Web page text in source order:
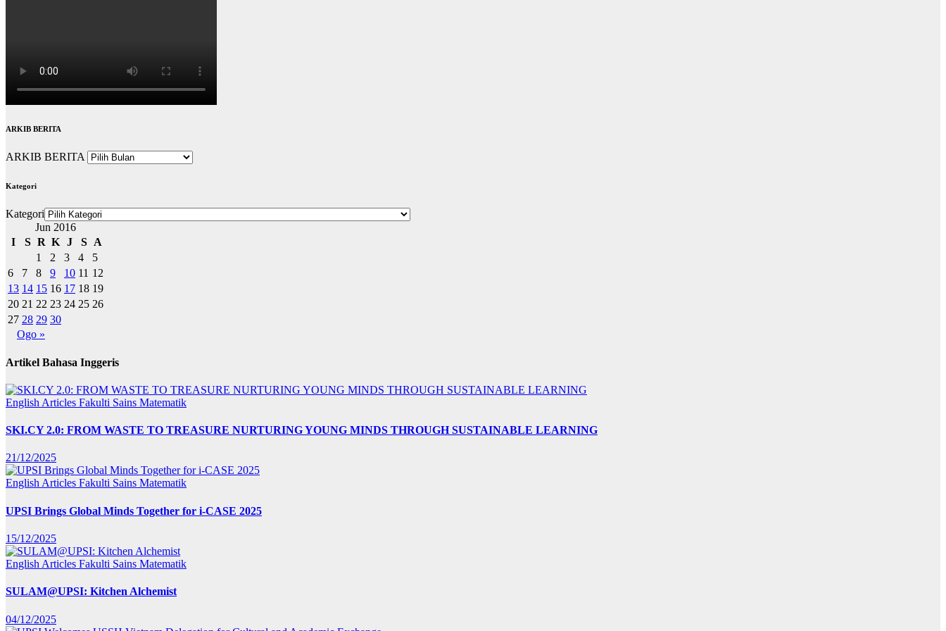
ARKIB BERITA
ARKIB BERITA
Kategori
Kategori
Jun 2016
I
S R K J S
A
1
2 3 4
5
6
7 8 9 10 11 12
13 14 15 16 17 18 19
20 21 22 23 24 25 26
27 28 29 30
Ogo »
Artikel Bahasa Inggeris
English Articles Fakulti Sains Matematik
SKI.CY 2.0: FROM WASTE TO TREASURE NURTURING YOUNG MINDS THROUGH SUSTAINABLE LEARNING
21/12/2025
English Articles Fakulti Sains Matematik
UPSI Brings Global Minds Together for i-CASE 2025
15/12/2025
English Articles Fakulti Sains Matematik
SULAM@UPSI: Kitchen Alchemist
04/12/2025